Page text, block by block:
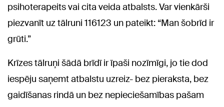
psihoterapeits vai cita veida atbalsts. Var vienkārši
piezvanīt uz tālruni 116123 un pateikt: “Man šobrīd ir
grūti.”
Krīzes tālruņi šādā brīdī ir īpaši nozīmīgi, jo tie dod
iespēju saņemt atbalstu uzreiz- bez pieraksta, bez
gaidīšanas rindā un bez nepieciešamības pašam